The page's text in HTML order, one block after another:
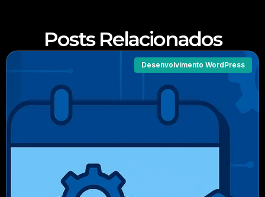
Posts Relacionados
Desenvolvimento WordPress